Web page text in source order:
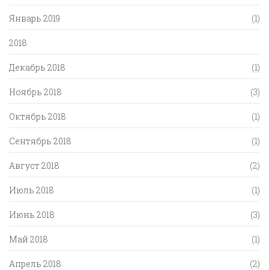
Январь 2019 (1)
2018
Декабрь 2018 (1)
Ноябрь 2018 (3)
Октябрь 2018 (1)
Сентябрь 2018 (1)
Август 2018 (2)
Июль 2018 (1)
Июнь 2018 (3)
Май 2018 (1)
Апрель 2018 (2)